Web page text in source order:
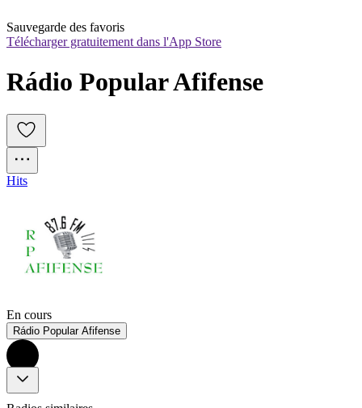
Sauvegarde des favoris
Télécharger gratuitement dans l'App Store
Rádio Popular Afifense
Hits
En cours
Rádio Popular Afifense